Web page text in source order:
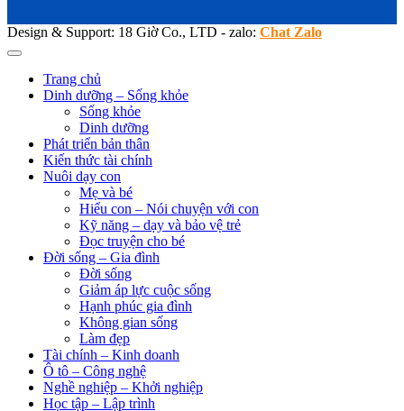
Design & Support: 18 Giờ Co., LTD - zalo: Chat Zalo
Trang chủ
Dinh dưỡng – Sống khỏe
Sống khỏe
Dinh dưỡng
Phát triển bản thân
Kiến thức tài chính
Nuôi dạy con
Mẹ và bé
Hiểu con – Nói chuyện với con
Kỹ năng – dạy và bảo vệ trẻ
Đọc truyện cho bé
Đời sống – Gia đình
Đời sống
Giảm áp lực cuộc sống
Hạnh phúc gia đình
Không gian sống
Làm đẹp
Tài chính – Kinh doanh
Ô tô – Công nghệ
Nghề nghiệp – Khởi nghiệp
Học tập – Lập trình